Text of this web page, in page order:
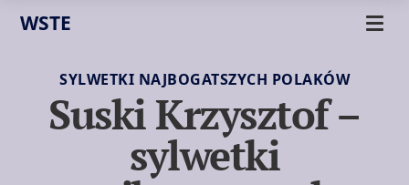
WSTE
SYLWETKI NAJBOGATSZYCH POLAKÓW
Suski Krzysztof –
sylwetki